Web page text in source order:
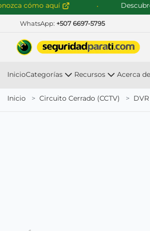
cómo aquí Descubre
WhatsApp: +507 6697-5795
InicioCategorías Recursos Acerca
Inicio Circuito Cerrado (CCTV) DVR